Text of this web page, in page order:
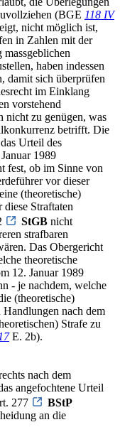
(BGE 118 IV
nicht möglich ist,
in Zahlen mit der
haben indessen
damit sich überprüfen
im Einklang
vorstehend
nicht zu genügen, was
betrifft. Die
Urteil des
1989
fest, ob im Sinne von
vor dieser
(theoretische)
Straftaten
StGB nicht
strafbaren
Das Obergericht
theoretische
12. Januar 1989
- je nachdem, welche
(theoretische)
Handlungen nach dem
Strafe zu
E. 2b).
nach dem
angefochtene Urteil
277
BStP
an die